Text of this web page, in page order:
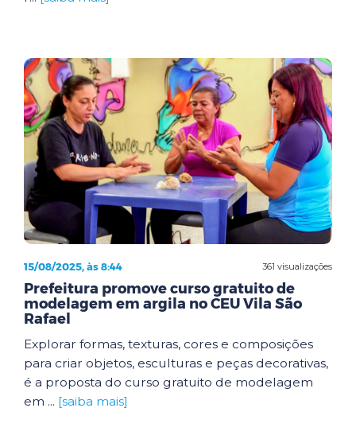
361 visualizações
15/08/2025, às 8:44
Prefeitura promove curso gratuito de
modelagem em argila no CEU Vila São
Rafael
Explorar formas, texturas, cores e composições
para criar objetos, esculturas e peças decorativas,
é a proposta do curso gratuito de modelagem
em ... [saiba mais]